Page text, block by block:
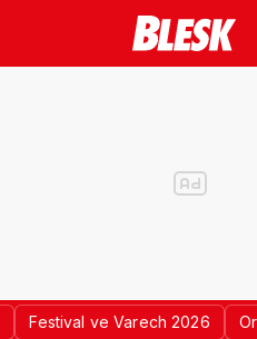
Festival ve Varech 2026